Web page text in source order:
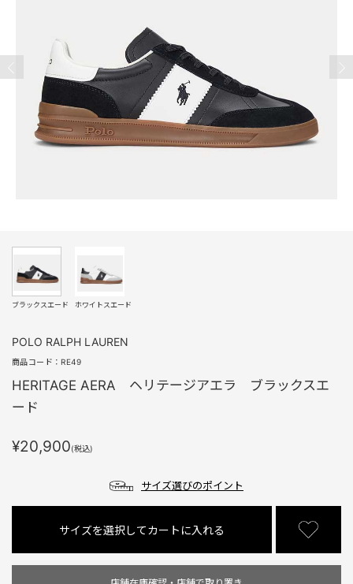
ブラックスエード ホワイトスエード
POLO RALPH LAUREN
商品コード： RE49
HERITAGE AERA ヘリテージアエラ ブラックスエ
ード
¥20,900(税込)
サイズ選びのポイント
サイズを選択してカートに入れる